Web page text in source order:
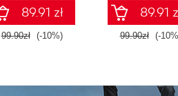
89.91 zł
99.90zł (-10%)
89.91
99.90zł (-